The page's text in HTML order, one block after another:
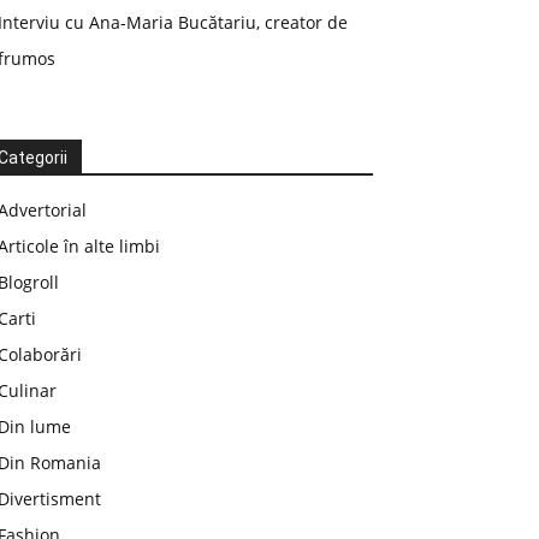
Interviu cu Ana-Maria Bucătariu, creator de
în alte limbi
Blogroll
Din lume
Din Romania
Divertisment